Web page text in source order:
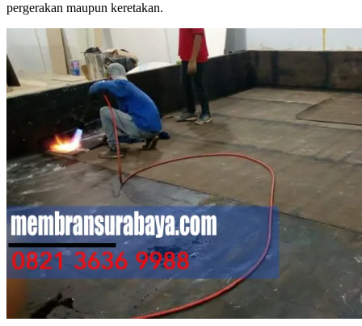
pergerakan maupun keretakan.